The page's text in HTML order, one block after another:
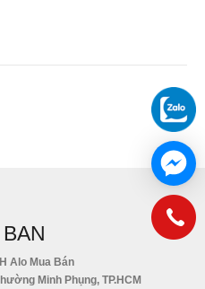
Alo Mua Bán
Minh Phụng, TP.HCM